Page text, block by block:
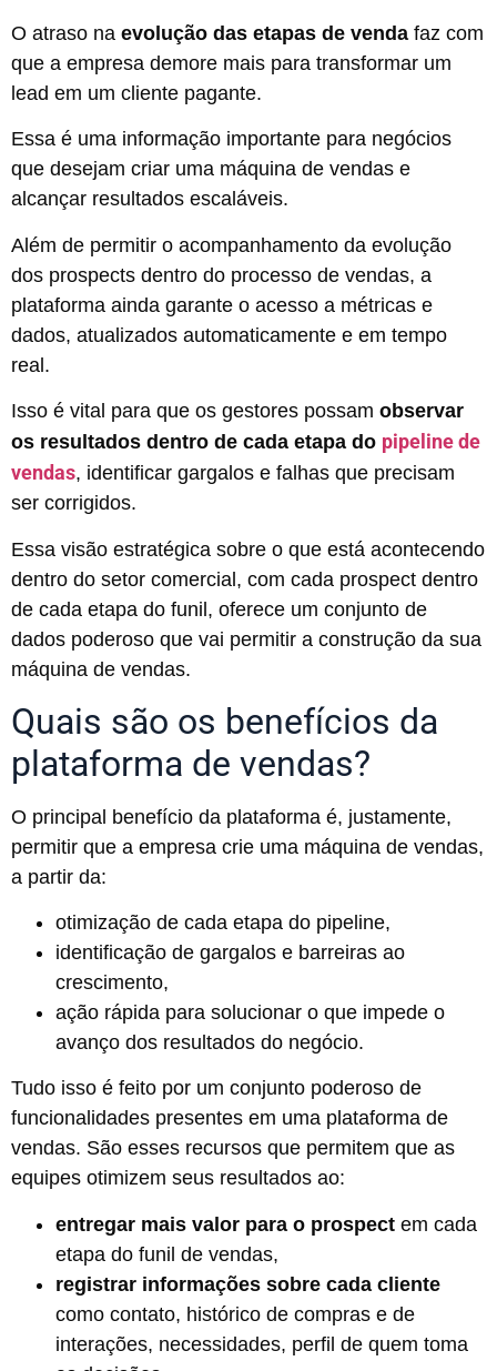
O atraso na evolução das etapas de venda faz com
que a empresa demore mais para transformar um
lead em um cliente pagante.
Essa é uma informação importante para negócios
que desejam criar uma máquina de vendas e
alcançar resultados escaláveis.
Além de permitir o acompanhamento da evolução
dos prospects dentro do processo de vendas, a
plataforma ainda garante o acesso a métricas e
dados, atualizados automaticamente e em tempo
real.
Isso é vital para que os gestores possam observar
os resultados dentro de cada etapa do pipeline de
vendas, identificar gargalos e falhas que precisam
ser corrigidos.
Essa visão estratégica sobre o que está acontecendo
dentro do setor comercial, com cada prospect dentro
de cada etapa do funil, oferece um conjunto de
dados poderoso que vai permitir a construção da sua
máquina de vendas.
Quais são os benefícios da
plataforma de vendas?
O principal benefício da plataforma é, justamente,
permitir que a empresa crie uma máquina de vendas,
a partir da:
otimização de cada etapa do pipeline,
identificação de gargalos e barreiras ao
crescimento,
ação rápida para solucionar o que impede o
avanço dos resultados do negócio.
Tudo isso é feito por um conjunto poderoso de
funcionalidades presentes em uma plataforma de
vendas. São esses recursos que permitem que as
equipes otimizem seus resultados ao:
entregar mais valor para o prospect em cada
etapa do funil de vendas,
registrar informações sobre cada cliente
como contato, histórico de compras e de
interações, necessidades, perfil de quem toma